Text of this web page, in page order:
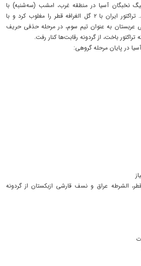
نخبگان آسیا در منطقه غرب، امشب (سه‌شنبه) با
برگزاری دو دیدار به پایان رسید. تراکتور ایران با ۲ گل الغرافه قطر را مغلوب کرد و با
عربستان به عنوان تیم سوم، در مرحله حذفی حریف
باخت، از گردونه رقابت‌ها کنار رفت‌.
در پایان مرحله گروهی:
قطر، الشرطه عراق و نسف قارشی ازبکستان از گردونه